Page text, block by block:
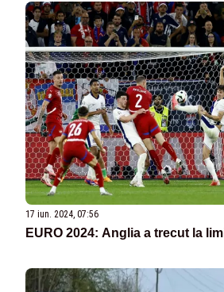
17 iun. 2024, 07:56
EURO 2024: Anglia a trecut la